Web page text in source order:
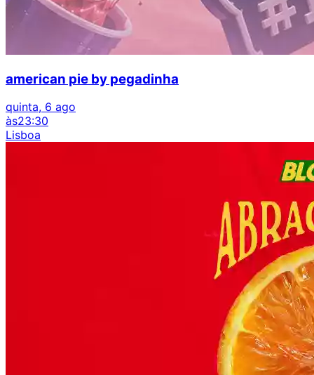
american pie by pegadinha
quinta, 6 ago
às23:30
Lisboa